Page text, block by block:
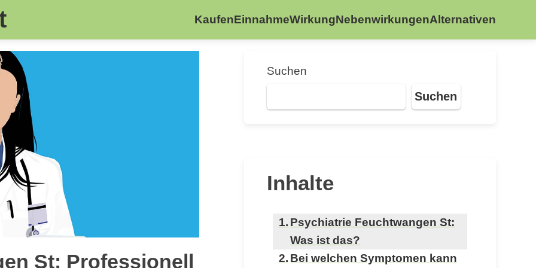
KaufenEinnahmeWirkungNebenwirkungenAlternativen
St: Professionell
Suchen
Suchen
Inhalte
Psychiatrie Feuchtwangen St:
Was ist das?
Bei welchen Symptomen kann